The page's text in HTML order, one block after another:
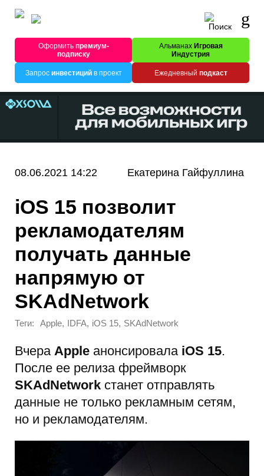
Оформитьпремиум-
подписку
Альманах Игровая
Индустрия
Запрос инвестицийв проект Ежедневный подкаст
08.06.2021 14:22 Екатерина Гайфуллина
iOS 15 позволит
рекламодателям
получать данные
напрямую от
SKAdNetwork
Теги: Apple, IDFA, iOS 15, SKAdNetwork
Вчера Apple анонсировала iOS 15.
После ее релиза фреймворк
SKAdNetwork станет отправлять
данные не только рекламным сетям,
но и рекламодателям.